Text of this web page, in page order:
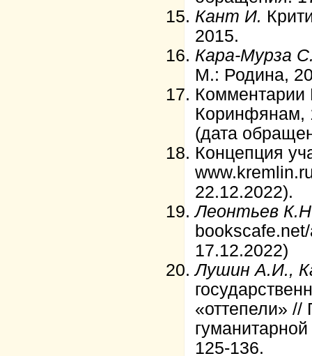
Кант И.
2015.
Кара-Мурза
М.: Родина,
Комментарии
Коринфянам,
(дата
Концепция
22.12.2022).
Леонтьев
17.12.2022)
Лушин А.И.,
«оттепели»
125-136.